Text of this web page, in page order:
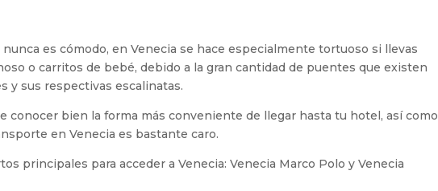
nunca es cómodo, en Venecia se hace especialmente tortuoso si llevas
o carritos de bebé, debido a la gran cantidad de puentes que existen
y sus respectivas escalinatas.
conocer bien la forma más conveniente de llegar hasta tu hotel, así como
en Venecia es bastante caro.
principales para acceder a Venecia: Venecia Marco Polo y Venecia